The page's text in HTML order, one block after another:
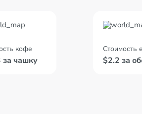
кофе
за чашку
Стоимость
$2.2 за